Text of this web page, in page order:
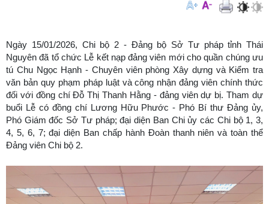
Ngày 15/01/2026, Chi bộ 2 - Đảng bộ Sở Tư pháp tỉnh Thái
Nguyên đã tổ chức Lễ kết nạp đảng viên mới cho quần chúng ưu
tú Chu Ngọc Hạnh - Chuyên viên phòng Xây dựng và Kiểm tra
văn bản quy phạm pháp luật và công nhận đảng viên chính thức
đối với đồng chí Đỗ Thị Thanh Hằng - đảng viên dự bị. Tham dự
buổi Lễ có đồng chí Lương Hữu Phước - Phó Bí thư Đảng ủy,
Phó Giám đốc Sở Tư pháp; đại diện Ban Chi ủy các Chi bộ 1, 3,
4, 5, 6, 7; đại diện Ban chấp hành Đoàn thanh niên và toàn thể
Đảng viên Chi bộ 2.